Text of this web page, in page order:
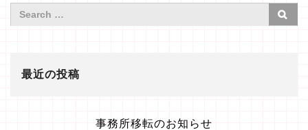
最近の投稿
事務所移転のお知らせ